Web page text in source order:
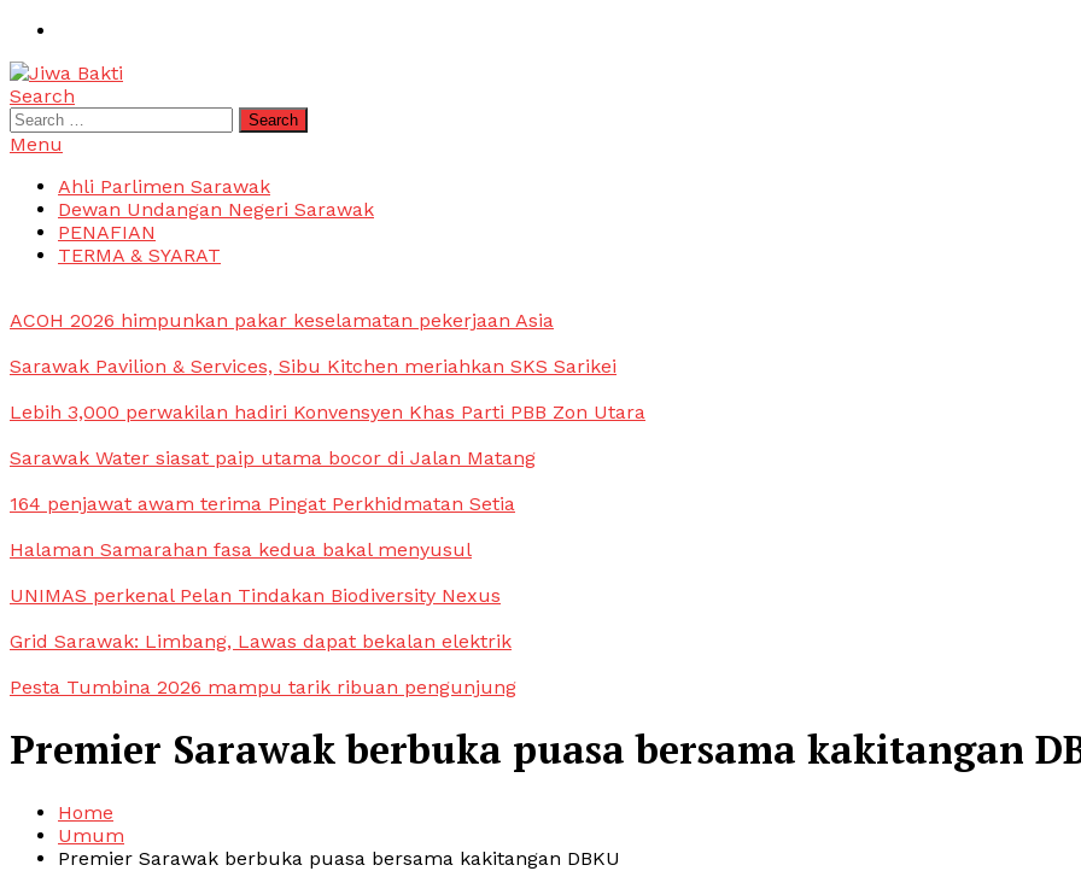
Skip
Content
Jiwa Bakti
Suara PBB Sarawak
Search
Search
for:
Menu
Ahli Parlimen Sarawak
Dewan Undangan Negeri Sarawak
PENAFIAN
TERMA & SYARAT
ACOH 2026 himpunkan pakar keselamatan pekerjaan Asia
Sarawak Pavilion & Services, Sibu Kitchen meriahkan SKS Sarikei
Lebih 3,000 perwakilan hadiri Konvensyen Khas Parti PBB Zon Utara
Sarawak Water siasat paip utama bocor di Jalan Matang
164 penjawat awam terima Pingat Perkhidmatan Setia
Halaman Samarahan fasa kedua bakal menyusul
UNIMAS perkenal Pelan Tindakan Biodiversity Nexus
Grid Sarawak: Limbang, Lawas dapat bekalan elektrik
Pesta Tumbina 2026 mampu tarik ribuan pengunjung
Premier Sarawak berbuka puasa bersama kakitangan
Home
Umum
Premier Sarawak berbuka puasa bersama kakitangan DBKU